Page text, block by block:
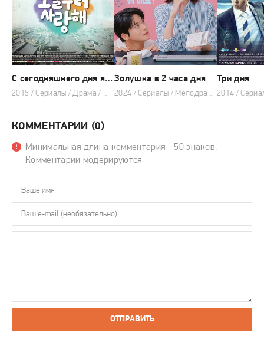
С сегодняшнего дня я тебя люблю (сериал 2015)
2015 / Сериалы / Драма / Мелодрама
Золушка в 2 часа дня
2024 / Сериалы / Мелодрама / Комедия
Три дня
КОММЕНТАРИИ (0)
Минимальная длина комментария - 50 знаков.
Комментарии модерируются
ОТПРАВИТЬ